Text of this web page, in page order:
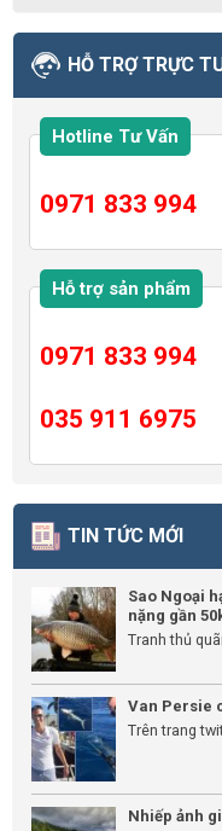
HỖ TRỢ TRỰC
Hotline Tư Vấn
0971 833 994
Hỗ trợ sản phẩm
0971 833 994
035 911 6975
TIN TỨC MỚI
Sao Ngoại
nặng gần
Tranh thủ
Van Persie
Trên trang
Nhiếp ảnh